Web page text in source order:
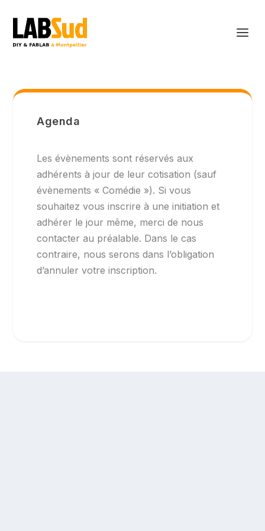
Agenda
Les évènements sont réservés aux
adhérents à jour de leur cotisation (sauf
évènements « Comédie »). Si vous
souhaitez vous inscrire à une initiation et
adhérer le jour même, merci de nous
contacter au préalable. Dans le cas
contraire, nous serons dans l’obligation
d’annuler votre inscription.